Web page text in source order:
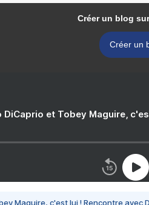
Créer un blog
Créer un
DiCaprio et Tobey Maguire,
Maguire, c'est lui ! Rencontre avec